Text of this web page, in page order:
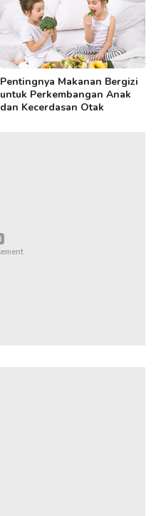
Pentingnya Makanan Bergizi
untuk Perkembangan Anak
dan Kecerdasan Otak